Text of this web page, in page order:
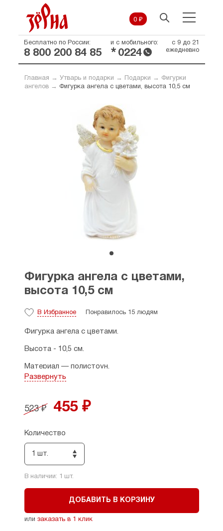
0 ₽
Бесплатно по России:
8 800 200 84 85
и с мобильного:
* 0224
с 9 до 21
ежедневно
Главная → Утварь и подарки → Подарки →
Фигурки
ангелов→ Фигурка ангела с цветами, высота 10,5 см
Фигурка ангела с цветами,
высота 10,5 см
В Избранное Понравилось 15 людям
Фигурка ангела с цветами.
Высота - 10,5 см.
Материал — полистоун.
Развернуть
523 ₽ 455 ₽
Количество
1 шт.
В наличии: 1 шт.
ДОБАВИТЬ В КОРЗИНУ
или заказать в 1 клик